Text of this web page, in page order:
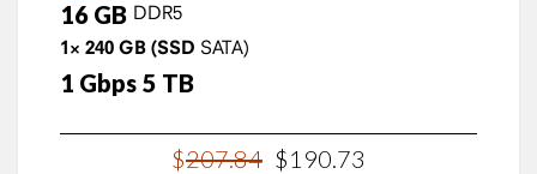
16 GB DDR5
1× 240 GB (SSD SATA)
1 Gbps 5 TB
$207.84 $190 73